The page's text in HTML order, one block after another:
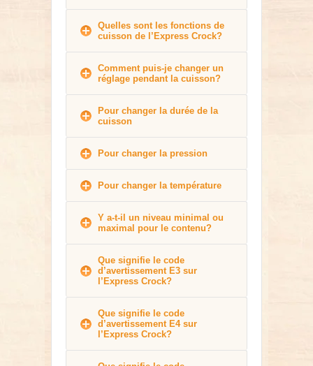
Quelles sont les fonctions de
cuisson de l’Express Crock?
Comment puis-je changer un
réglage pendant la cuisson?
Pour changer la durée de la
cuisson
Pour changer la pression
Pour changer la température
Y a-t-il un niveau minimal ou
maximal pour le contenu?
Que signifie le code
d’avertissement E3 sur
l’Express Crock?
Que signifie le code
d’avertissement E4 sur
l’Express Crock?